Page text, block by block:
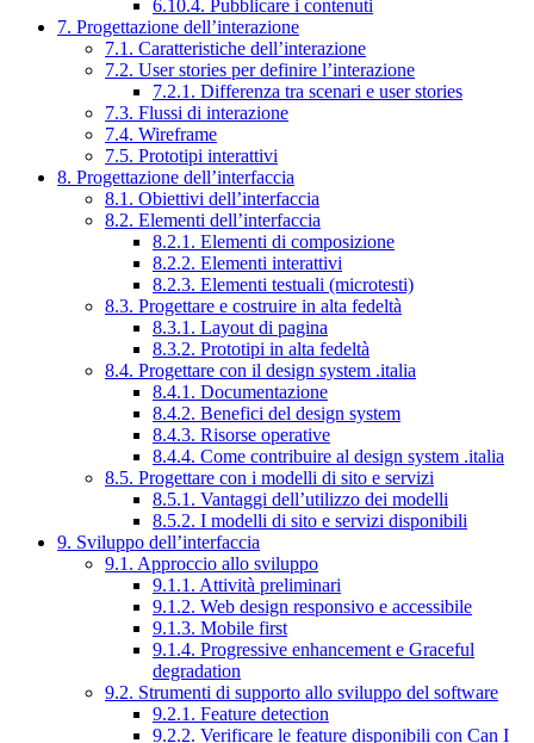
6.10.4. Pubblicare i contenuti
7. Progettazione dell’interazione
7.1. Caratteristiche dell’interazione
7.2. User stories per definire l’interazione
7.2.1. Differenza tra scenari e user stories
7.3. Flussi di interazione
7.4. Wireframe
7.5. Prototipi interattivi
8. Progettazione dell’interfaccia
8.1. Obiettivi dell’interfaccia
8.2. Elementi dell’interfaccia
8.2.1. Elementi di composizione
8.2.2. Elementi interattivi
8.2.3. Elementi testuali (microtesti)
8.3. Progettare e costruire in alta fedeltà
8.3.1. Layout di pagina
8.3.2. Prototipi in alta fedeltà
8.4. Progettare con il design system .italia
8.4.1. Documentazione
8.4.2. Benefici del design system
8.4.3. Risorse operative
8.4.4. Come contribuire al design system .italia
8.5. Progettare con i modelli di sito e servizi
8.5.1. Vantaggi dell’utilizzo dei modelli
8.5.2. I modelli di sito e servizi disponibili
9. Sviluppo dell’interfaccia
9.1. Approccio allo sviluppo
9.1.1. Attività preliminari
9.1.2. Web design responsivo e accessibile
9.1.3. Mobile first
9.1.4. Progressive enhancement e Graceful
degradation
9.2. Strumenti di supporto allo sviluppo del software
9.2.1. Feature detection
9.2.2. Verificare le feature disponibili con Can I